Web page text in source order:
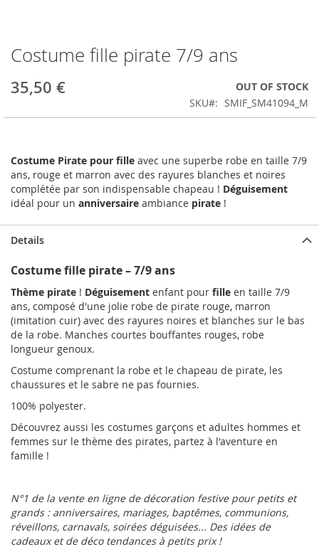
Skip
to
the
beginning
Costume fille pirate 7/9 ans
35,50 €
OUT OF STOCK
SKU
SMIF_SM41094_M
Costume Pirate pour fille avec une superbe robe en taille 7/9
ans, rouge et marron avec des rayures blanches et noires
complétée par son indispensable chapeau ! Déguisement
idéal pour un anniversaire ambiance pirate !
Details
Costume fille pirate – 7/9 ans
Thème pirate ! Déguisement enfant pour fille en taille 7/9
ans, composé d'une jolie robe de pirate rouge, marron
(imitation cuir) avec des rayures noires et blanches sur le bas
de la robe. Manches courtes bouffantes rouges, robe
longueur genoux.
Costume comprenant la robe et le chapeau de pirate, les
chaussures et le sabre ne pas fournies.
100% polyester.
Découvrez aussi les costumes garçons et adultes hommes et
femmes sur le thème des pirates, partez à l'aventure en
famille !
N°1 de la vente en ligne de décoration festive pour petits et
grands : anniversaires, mariages, baptêmes, communions,
réveillons, carnavals, soirées déguisées... Des idées de
cadeaux et de déco tendances à petits prix !